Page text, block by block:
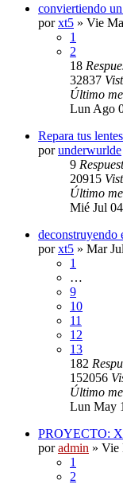
conviertiendo
porxt5 » Vie
1
2
18
32837
Último
Lun Ago
Repara tus
porunderwurlde
9
20915
Último
Mié Jul
deconstruyendo
porxt5 » Mar
1
…
9
10
11
12
13
182
152056
Último
Lun May
PROYECTO:
poradmin » Vie
1
2